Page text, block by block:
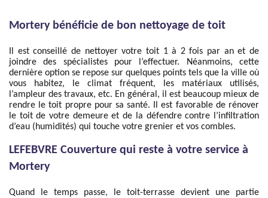
Mortery bénéficie de bon nettoyage de toit
Il est conseillé de nettoyer votre toit 1 à 2 fois par an et de
joindre des spécialistes pour l’effectuer. Néanmoins, cette
dernière option se repose sur quelques points tels que la ville où
vous habitez, le climat fréquent, les matériaux utilisés,
l’ampleur des travaux, etc. En général, il est beaucoup mieux de
rendre le toit propre pour sa santé. Il est favorable de rénover
le toit de votre demeure et de la défendre contre l’infiltration
d’eau (humidités) qui touche votre grenier et vos combles.
LEFEBVRE Couverture qui reste à votre service à
Mortery
Quand le temps passe, le toit-terrasse devient une partie